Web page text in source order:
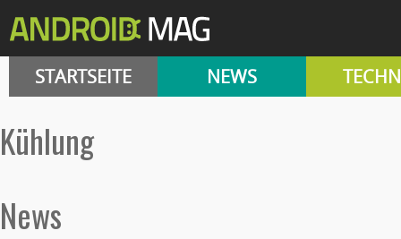
STARTSEITE NEWS
kühlung
News